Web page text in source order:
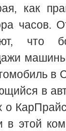
как
часов.
что
в
в
о
в этой